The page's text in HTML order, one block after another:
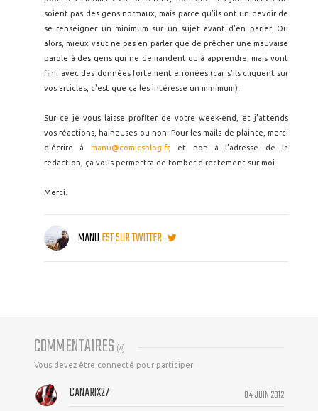
soient pas des gens normaux, mais parce qu'ils ont un devoir de
se renseigner un minimum sur un sujet avant d'en parler. Ou
alors, mieux vaut ne pas en parler que de prêcher une mauvaise
parole à des gens qui ne demandent qu'à apprendre, mais vont
finir avec des données fortement erronées (car s'ils cliquent sur
vos articles, c'est que ça les intéresse un minimum).
Sur ce je vous laisse profiter de votre week-end, et j'attends
vos réactions, haineuses ou non. Pour les mails de plainte, merci
d'écrire à manu@comicsblog.fr, et non à l'adresse de la
rédaction, ça vous permettra de tomber directement sur moi.
Merci.
MANUEST SUR TWITTER
COMMENTAIRES (22)
Vous devez être connecté pour participer
04 JUIN 2012
CANARIX27